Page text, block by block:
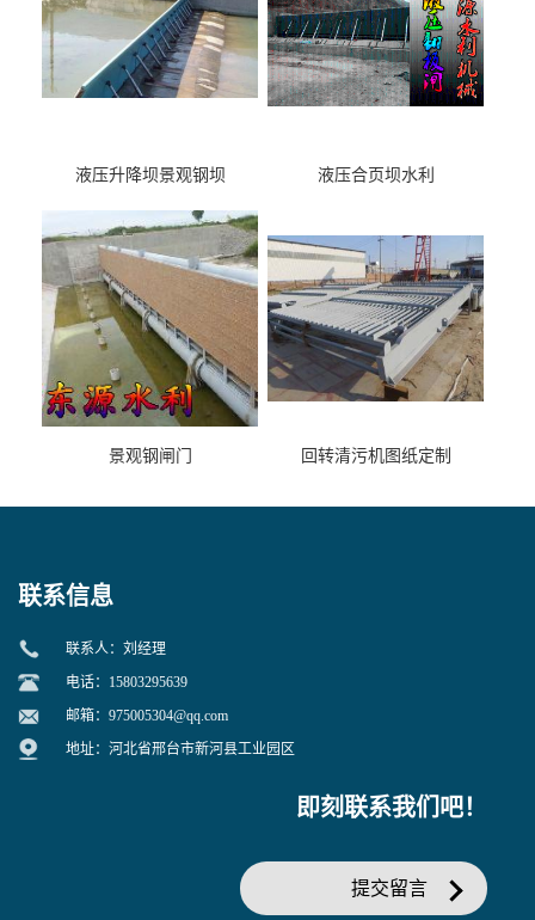
液压升降坝景观钢坝 液压合页坝水利
景观钢闸门 回转清污机图纸定制
联系信息
联系人：刘经理
电话：15803295639
邮箱： 975005304@qq.com
地址：河北省邢台市新河县工业园区
即刻联系我们吧！
提交留言